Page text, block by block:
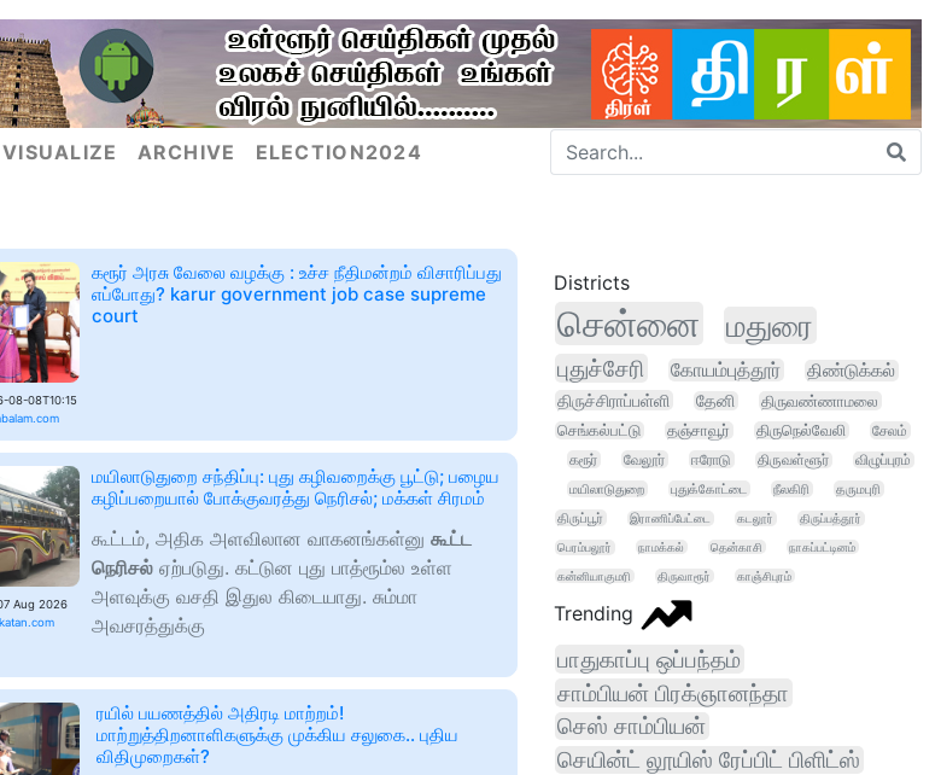
VISUALIZE ARCHIVE ELECTION2024
08-08T10:15
கரூர் அரசு வேலை வழக்கு : உச்ச நீதிமன்றம் விசாரிப்பது
எப்போது? karur government job case supreme
court
Aug 2026
மயிலாடுதுறை சந்திப்பு: புது கழிவறைக்கு பூட்டு; பழைய
கழிப்பறையால் போக்குவரத்து நெரிசல்; மக்கள் சிரமம்
கூட்டம், அதிக அளவிலான வாகனங்கள்னு கூட்ட
நெரிசல் ஏற்படுது. கட்டுன புது பாத்ரூம்ல உள்ள
அளவுக்கு வசதி இதுல கிடையாது. சும்மா
அவசரத்துக்கு
ரயில் பயணத்தில் அதிரடி மாற்றம்!
மாற்றுத்திறனாளிகளுக்கு முக்கிய சலுகை.. புதிய
விதிமுறைகள்?
Districts
சென்னை மதுரை
புதுச்சேரி கோயம்புத்தூர் திண்டுக்கல்
திருச்சிராப்பள்ளி தேனி திருவண்ணாமலை
செங்கல்பட்டு தஞ்சாவூர் திருநெல்வேலி
சேலம்
கரூர்
வேலூர் ஈரோடு திருவள்ளூர்
விழுப்புரம்
மயிலாடுதுறை
புதுக்கோட்டை நீலகிரி
தருமபுரி
திருப்பூர்
இராணிப்பேட்டை கடலூர்
திருப்பத்தூர்
பெரம்பலூர்
நாமக்கல் தென்காசி
நாகப்பட்டினம்
கன்னியாகுமரி
திருவாரூர் காஞ்சிபுரம்
Trending
பாதுகாப்பு ஒப்பந்தம்
சாம்பியன் பிரக்ஞானந்தா
செஸ் சாம்பியன்
செயின்ட் லூயிஸ் ரேப்பிட் பிளிட்ஸ்